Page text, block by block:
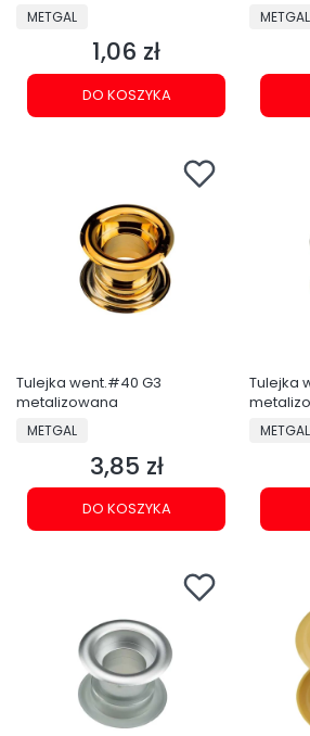
PRODUCENT
METGAL
Cena
1,06 zł
DO KOSZYKA
METGAL
Tulejka went.#40 G3
metalizowana
PRODUCENT
METGAL
Cena
3,85 zł
DO KOSZYKA
Tulejka
METGAL